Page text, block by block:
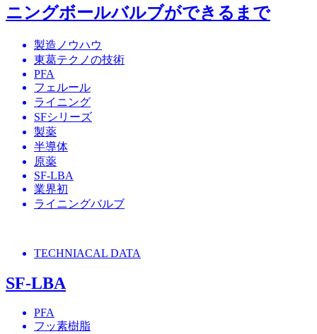
ニングボールバルブができるまで
製造ノウハウ
東葛テクノの技術
PFA
フェルール
ライニング
SFシリーズ
製薬
半導体
原薬
SF-LBA
業界初
ライニングバルブ
TECHNIACAL DATA
SF-LBA
PFA
フッ素樹脂